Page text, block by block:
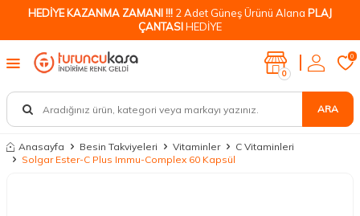
HEDİYE KAZANMA ZAMANI !!! 2 Adet Güneş Ürünü Alana PLAJ
ÇANTASIHEDİYE
ARA
0
0
Anasayfa Besin Takviyeleri Vitaminler
C Vitaminleri
Solgar Ester-C Plus Immu-Complex 60 Kapsül